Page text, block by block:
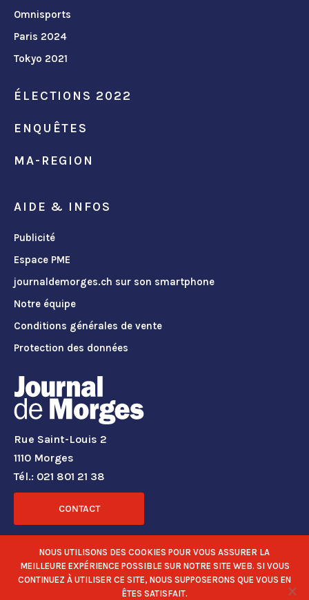
Omnisports
Paris 2024
Tokyo 2021
ÉLECTIONS 2022
ENQUÊTES
MA-REGION
AIDE & INFOS
Publicité
Espace PME
journaldemorges.ch sur son smartphone
Notre équipe
Conditions générales de vente
Protection des données
Rue Saint-Louis 2
1110 Morges
Tél.: 021 801 21 38
CONTACT
RÉSEAUX SOCIAUX
NOUS UTILISONS DES COOKIES POUR VOUS ASSURER LA
MEILLEURE EXPÉRIENCE POSSIBLE SUR NOTRE SITE WEB. SI VOUS
CONTINUEZ À UTILISER CE SITE, NOUS SUPPOSERONS QUE VOUS EN
ÊTES SATISFAIT.